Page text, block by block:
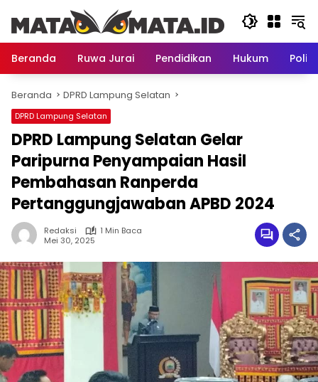
konten
Beranda
Ruwa Jurai Pendidikan Hukum
Beranda DPRD Lampung Selatan
DPRD Lampung Selatan
DPRD Lampung Selatan Gelar
Paripurna Penyampaian Hasil
Pembahasan Ranperda
Pertanggungjawaban APBD 2024
Redaksi
1 Min Baca
Mei 30, 2025